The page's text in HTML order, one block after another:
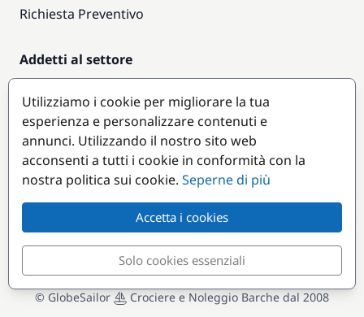
Richiesta Preventivo
Addetti al settore
Accesso armatori
Diventare partner
Destinazioni popolari
© GlobeSailor Crociere e Noleggio Barche dal 2008
Utilizziamo i cookie per migliorare la tua
esperienza e personalizzare contenuti e
annunci. Utilizzando il nostro sito web
acconsenti a tutti i cookie in conformità con la
nostra politica sui cookie. Seperne di più
Accetta i cookies
Solo cookies essenziali